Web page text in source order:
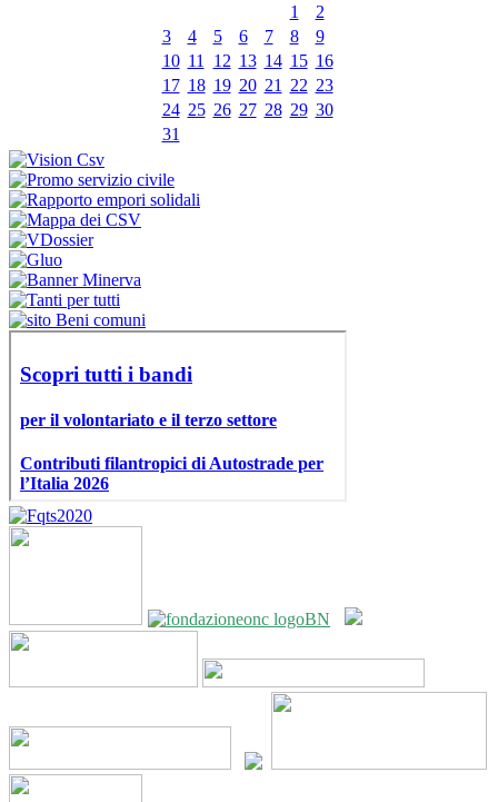
1
2
3
4 5 6 7 8
9
10 11 12 13 14 15 16
17 18 19 20 21 22 23
24 25 26 27 28 29 30
31